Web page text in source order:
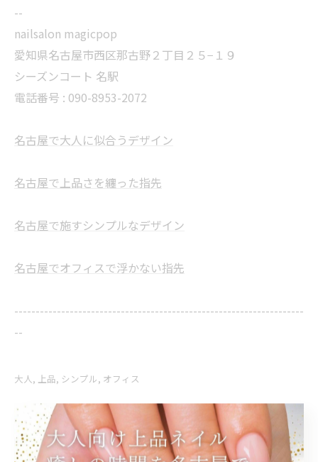
--
nailsalon magicpop
愛知県名古屋市西区那古野２丁目２５−１９
シーズンコート 名駅
電話番号 : 090-8953-2072
名古屋で大人に似合うデザイン
名古屋で上品さを纏った指先
名古屋で施すシンプルなデザイン
名古屋でオフィスで浮かない指先
--------------------------------------------------------------------
--
大人 上品 シンプル オフィス
< 前のページ 一覧に戻る 次のページ >